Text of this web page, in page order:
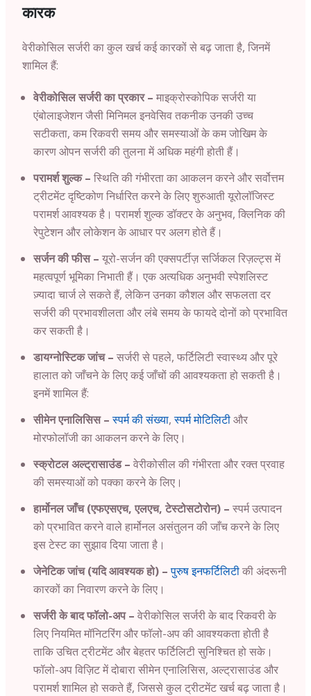
कारक
वेरीकोसिल सर्जरी का कुल खर्च कई कारकों से बढ़ जाता है, जिनमें
शामिल हैं:
वेरीकोसिल सर्जरी का प्रकार – माइक्रोस्कोपिक सर्जरी या
एंबोलाइजेशन जैसी मिनिमल इनवेसिव तकनीक उनकी उच्च
सटीकता, कम रिकवरी समय और समस्याओं के कम जोखिम के
कारण ओपन सर्जरी की तुलना में अधिक महंगी होती हैं।
परामर्श शुल्क – स्थिति की गंभीरता का आकलन करने और सर्वोत्तम
ट्रीटमेंट दृष्टिकोण निर्धारित करने के लिए शुरुआती यूरोलॉजिस्ट
परामर्श आवश्यक है। परामर्श शुल्क डॉक्टर के अनुभव, क्लिनिक की
रेपुटेशन और लोकेशन के आधार पर अलग होते हैं।
सर्जन की फीस – यूरो-सर्जन की एक्सपर्टीज़ सर्जिकल रिज़ल्ट्स में
महत्वपूर्ण भूमिका निभाती हैं। एक अत्यधिक अनुभवी स्पेशलिस्ट
ज़्यादा चार्ज ले सकते हैं, लेकिन उनका कौशल और सफलता दर
सर्जरी की प्रभावशीलता और लंबे समय के फायदे दोनों को प्रभावित
कर सकती है।
डायग्नोस्टिक जांच – सर्जरी से पहले, फर्टिलिटी स्वास्थ्य और पूरे
हालात को जाँचने के लिए कई जाँचों की आवश्यकता हो सकती है।
इनमें शामिल हैं:
सीमेन एनालिसिस – स्पर्म की संख्या,स्पर्म मोटिलिटीऔर
मोरफोलॉजी का आकलन करने के लिए।
स्क्रोटल अल्ट्रासाउंड – वेरीकोसील की गंभीरता और रक्त प्रवाह
की समस्याओं को पक्का करने के लिए।
हार्मोनल जाँच (एफएसएच, एलएच, टेस्टोसटोरोन) – स्पर्म उत्पादन
को प्रभावित करने वाले हार्मोनल असंतुलन की जाँच करने के लिए
इस टेस्ट का सुझाव दिया जाता है।
जेनेटिक जांच (यदि आवश्यक हो) – पुरुष इनफर्टिलिटीकी अंदरूनी
कारकों का निवारण करने के लिए।
सर्जरी के बाद फॉलो-अप – वेरीकोसिल सर्जरी के बाद रिकवरी के
लिए नियमित मॉनिटरिंग और फॉलो-अप की आवश्यकता होती है
ताकि उचित ट्रीटमेंट और बेहतर फर्टिलिटी सुनिश्चित हो सके।
फॉलो-अप विज़िट में दोबारा सीमेन एनालिसिस, अल्ट्रासाउंड और
परामर्श शामिल हो सकते हैं, जिससे कुल ट्रीटमेंट खर्च बढ़ जाता है।